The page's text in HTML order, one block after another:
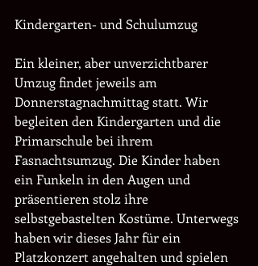
Kindergarten- und Schulumzug
Ein kleiner, aber unverzichtbarer
Umzug findet jeweils am
Donnerstagnachmittag statt. Wir
begleiten den Kindergarten und die
Primarschule bei ihrem
Fasnachtsumzug. Die Kinder haben
ein Funkeln in den Augen und
präsentieren stolz ihre
selbstgebastelten Kostüme. Unterwegs
haben wir dieses Jahr für ein
Platzkonzert angehalten und spielen